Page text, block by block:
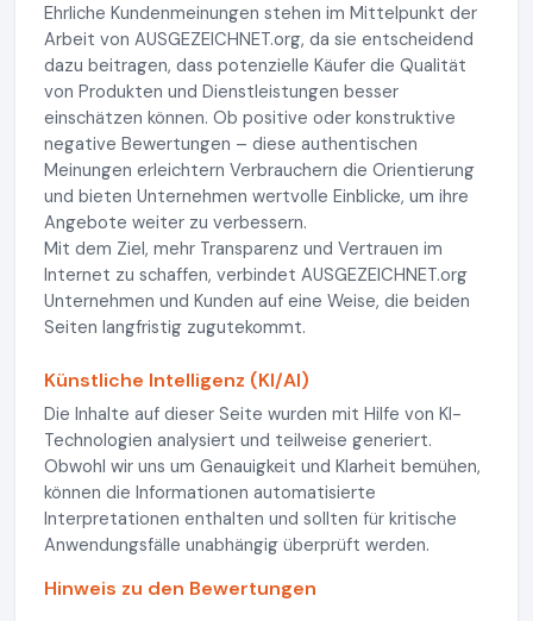
Ehrliche Kundenmeinungen stehen im Mittelpunkt der
Arbeit von AUSGEZEICHNET.org, da sie entscheidend
dazu beitragen, dass potenzielle Käufer die Qualität
von Produkten und Dienstleistungen besser
einschätzen können. Ob positive oder konstruktive
negative Bewertungen – diese authentischen
Meinungen erleichtern Verbrauchern die Orientierung
und bieten Unternehmen wertvolle Einblicke, um ihre
Angebote weiter zu verbessern.
Mit dem Ziel, mehr Transparenz und Vertrauen im
Internet zu schaffen, verbindet AUSGEZEICHNET.org
Unternehmen und Kunden auf eine Weise, die beiden
Seiten langfristig zugutekommt.
Künstliche Intelligenz (KI/AI)
Die Inhalte auf dieser Seite wurden mit Hilfe von KI-
Technologien analysiert und teilweise generiert.
Obwohl wir uns um Genauigkeit und Klarheit bemühen,
können die Informationen automatisierte
Interpretationen enthalten und sollten für kritische
Anwendungsfälle unabhängig überprüft werden.
Hinweis zu den Bewertungen